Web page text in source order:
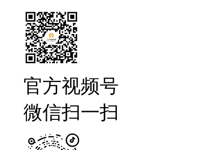
官方视频号
微信扫一扫